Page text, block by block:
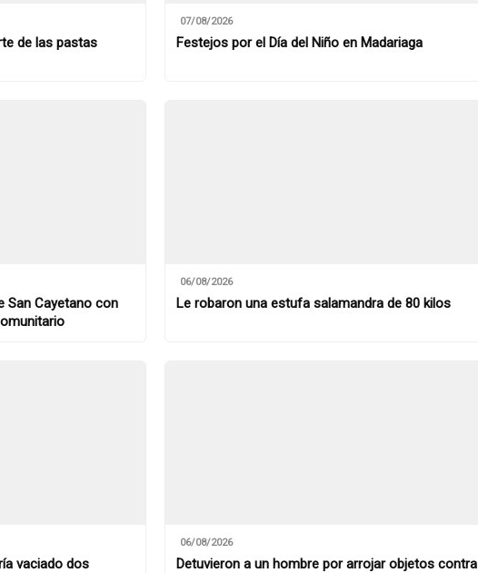
de las pastas
07/08/2026
Festejos por el Día del Niño en Madariaga
San Cayetano con
06/08/2026
Le robaron una estufa salamandra de 80 kilos
vaciado dos
06/08/2026
Detuvieron a un hombre por arrojar objetos contra